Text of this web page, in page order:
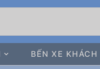
BẾN XE KHÁCH